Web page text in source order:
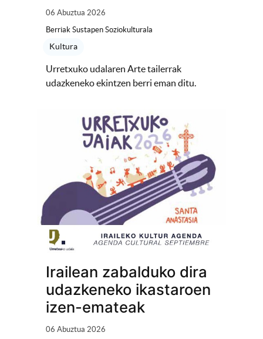
06 Abuztua 2026
Berriak Sustapen Soziokulturala
Kultura
Urretxuko udalaren Arte tailerrak
udazkeneko ekintzen berri eman ditu.
Irailean zabalduko dira
udazkeneko ikastaroen
izen-emateak
06 Abuztua 2026